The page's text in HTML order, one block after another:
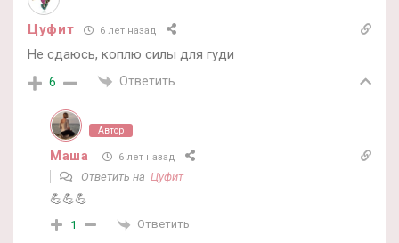
Цуфит 6 лет назад
Не сдаюсь, коплю силы для гуди
6 Ответить
Автор
Маша 6 лет назад
Ответить на Цуфит
💪💪💪
1 Ответить